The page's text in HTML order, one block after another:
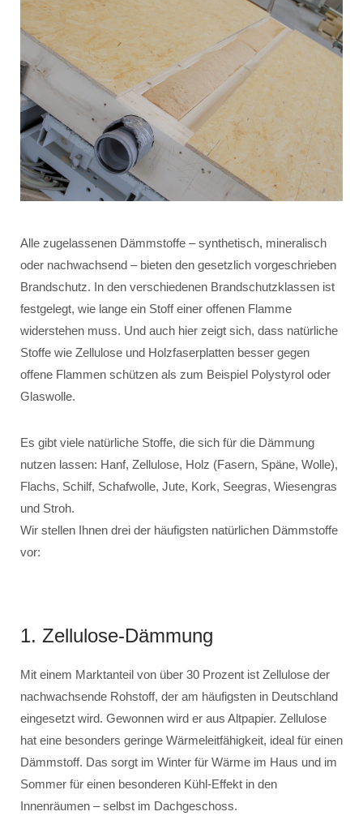
Alle zugelassenen Dämmstoffe – synthetisch, mineralisch
oder nachwachsend – bieten den gesetzlich vorgeschrieben
Brandschutz. In den verschiedenen Brandschutzklassen ist
festgelegt, wie lange ein Stoff einer offenen Flamme
widerstehen muss. Und auch hier zeigt sich, dass natürliche
Stoffe wie Zellulose und Holzfaserplatten besser gegen
offene Flammen schützen als zum Beispiel Polystyrol oder
Glaswolle.
Es gibt viele natürliche Stoffe, die sich für die Dämmung
nutzen lassen: Hanf, Zellulose, Holz (Fasern, Späne, Wolle),
Flachs, Schilf, Schafwolle, Jute, Kork, Seegras, Wiesengras
und Stroh.
Wir stellen Ihnen drei der häufigsten natürlichen Dämmstoffe
vor:
1. Zellulose-Dämmung
Mit einem Marktanteil von über 30 Prozent ist Zellulose der
nachwachsende Rohstoff, der am häufigsten in Deutschland
eingesetzt wird. Gewonnen wird er aus Altpapier. Zellulose
hat eine besonders geringe Wärmeleitfähigkeit, ideal für einen
Dämmstoff. Das sorgt im Winter für Wärme im Haus und im
Sommer für einen besonderen Kühl-Effekt in den
Innenräumen – selbst im Dachgeschoss.